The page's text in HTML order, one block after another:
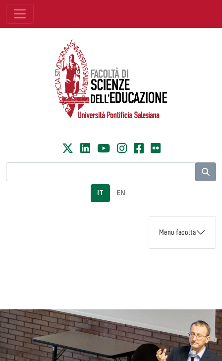
IT EN
Menu facoltà